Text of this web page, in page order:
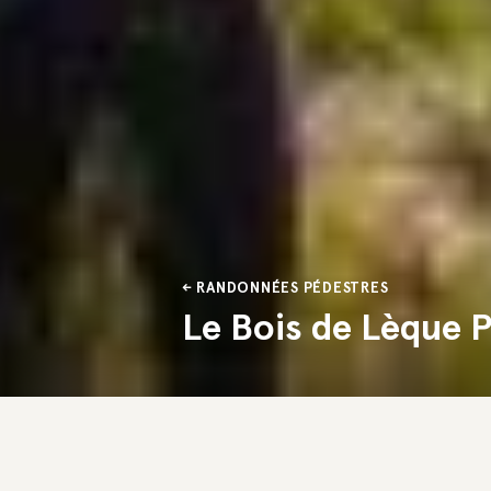
RANDONNÉES PÉDESTRES
Le Bois de Lèque